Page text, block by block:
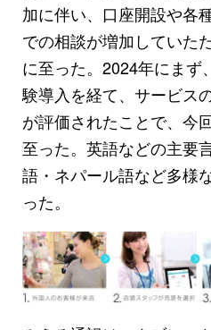
加に伴い、口座開設や各
での相談が増加していた
に至った。2024年にまず
験導入を経て、サービス
が評価されたことで、今
至った。英語などの主要
語・ネパール語など多様
った。